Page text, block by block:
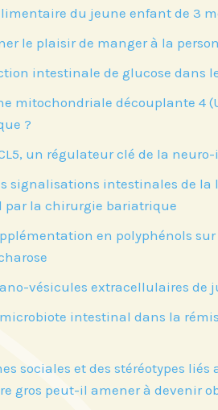
du jeune enfant de 3
le plaisir de manger à la
intestinale de glucose dans
mitochondriale découplante 4
?
un régulateur clé de la
signalisations intestinales de la
la chirurgie bariatrique
en polyphénols
vésicules extracellulaires de
intestinal dans la
sociales et des stéréotypes
gros peut-il amener à devenir